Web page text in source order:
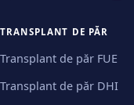
TRANSPLANT DE PĂR
Transplant de păr FUE
Transplant de păr DHI